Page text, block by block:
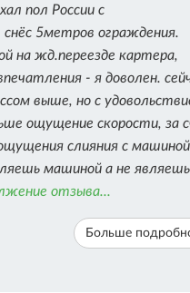
пол России с
5метров ограждения.
на жд.переезде картера,
- я доволен.
выше, но с
ощущение скорости, за
слияния с
машиной а не
отзыва...
Больше